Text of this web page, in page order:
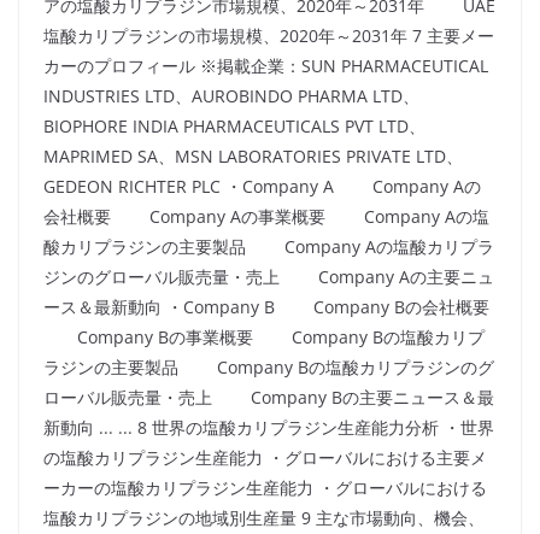
アの塩酸カリプラジン市場規模、2020年～2031年 UAE
塩酸カリプラジンの市場規模、2020年～2031年 7 主要メー
カーのプロフィール ※掲載企業：SUN PHARMACEUTICAL
INDUSTRIES LTD、AUROBINDO PHARMA LTD、
BIOPHORE INDIA PHARMACEUTICALS PVT LTD、
MAPRIMED SA、MSN LABORATORIES PRIVATE LTD、
GEDEON RICHTER PLC ・Company A Company Aの
会社概要 Company Aの事業概要 Company Aの塩
酸カリプラジンの主要製品 Company Aの塩酸カリプラ
ジンのグローバル販売量・売上 Company Aの主要ニュ
ース＆最新動向 ・Company B Company Bの会社概要
Company Bの事業概要 Company Bの塩酸カリプ
ラジンの主要製品 Company Bの塩酸カリプラジンのグ
ローバル販売量・売上 Company Bの主要ニュース＆最
新動向 ... ... 8 世界の塩酸カリプラジン生産能力分析 ・世界
の塩酸カリプラジン生産能力 ・グローバルにおける主要メ
ーカーの塩酸カリプラジン生産能力 ・グローバルにおける
塩酸カリプラジンの地域別生産量 9 主な市場動向、機会、